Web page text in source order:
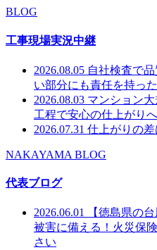
BLOG
工事現場実況中継
2026.08.05 自社検査で
い部分にも責任を持っ
2026.08.03 マンション
工程で安心の仕上がり
2026.07.31 仕上がりの
NAKAYAMA BLOG
代表ブログ
2026.06.01
【徳島県の
被害に備える！火災保
さい